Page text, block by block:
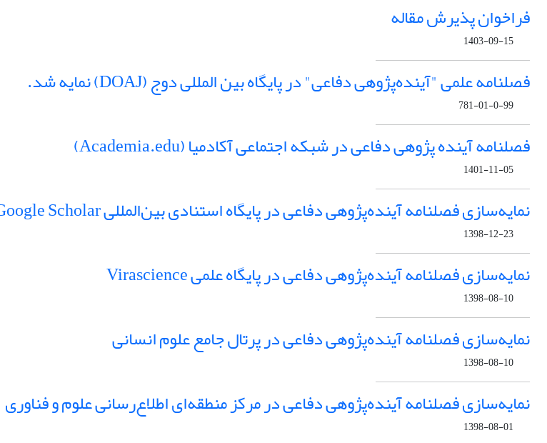
فراخوان پذیرش مقاله
1403-09-15
فصلنامه علمی "آینده‌پژوهی دفاعی" در پایگاه بین المللی دوج (DOAJ) نمایه شد.
781-01-0-99
فصلنامه آینده پژوهی دفاعی در شبکه اجتماعی آکادمیا (Academia.edu)
1401-11-05
نمایه‌سازی فصلنامه آینده‌پژوهی دفاعی در پایگاه استنادی بین‌المللی Google Scholar
1398-12-23
نمایه‌سازی فصلنامه آینده‌پژوهی دفاعی در پایگاه علمی Virascience
1398-08-10
نمایه‌سازی فصلنامه آینده‌پژوهی دفاعی در پرتال جامع علوم انسانی
1398-08-10
نمایه‌سازی فصلنامه آینده‌پژوهی دفاعی در مرکز منطقه‌ای اطلاع‌رسانی علوم و فناوری
1398-08-01